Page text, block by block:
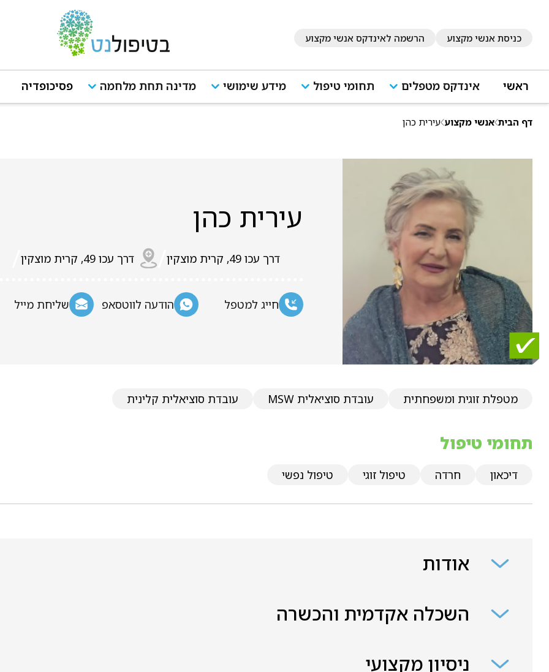
כניסת אנשי מקצוע הרשמה לאינדקס אנשי מקצוע
ראשי אינדקס מטפלים תחומי טיפול מידע שימושי מדינה תחת מלחמה פסיכופדיה
דף הבית אנשי מקצוע עירית כהן
עירית כהן
דרך עכו 49, קרית מוצקין דרך עכו 49, קרית מוצקין
חייג למטפל הודעה לווטסאפ שליחת מייל
מטפלת זוגית ומשפחתית עובדת סוציאלית MSW עובדת סוציאלית קלינית
תחומי טיפול
דיכאון חרדה טיפול זוגי טיפול נפשי
אודות
השכלה אקדמית והכשרה
ניסיון מקצועי